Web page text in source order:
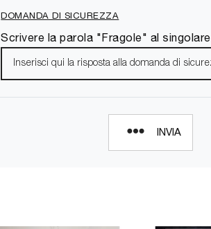
DOMANDA DI SICUREZZA
Scrivere la parola "Fragole" al singolare
INVIA